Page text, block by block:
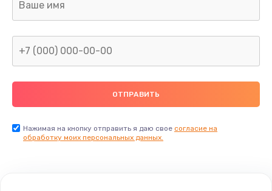
Замена аудио разъема телефона
1330 руб.
Заказать
Нажимая на кнопку отправить я даю свое согласие на
обработку моих персональных данных.